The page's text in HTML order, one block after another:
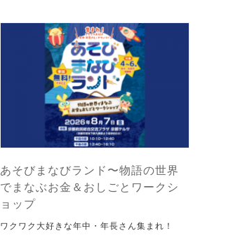
あそびまなびランド〜物語の世界
でまなぶお金＆おしごとワークシ
ョップ
ワクワク大好きな年中・年長さん集まれ！